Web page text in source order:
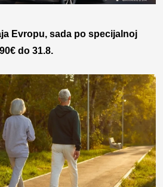
Evropu, sada po specijalnoj
do 31.8.